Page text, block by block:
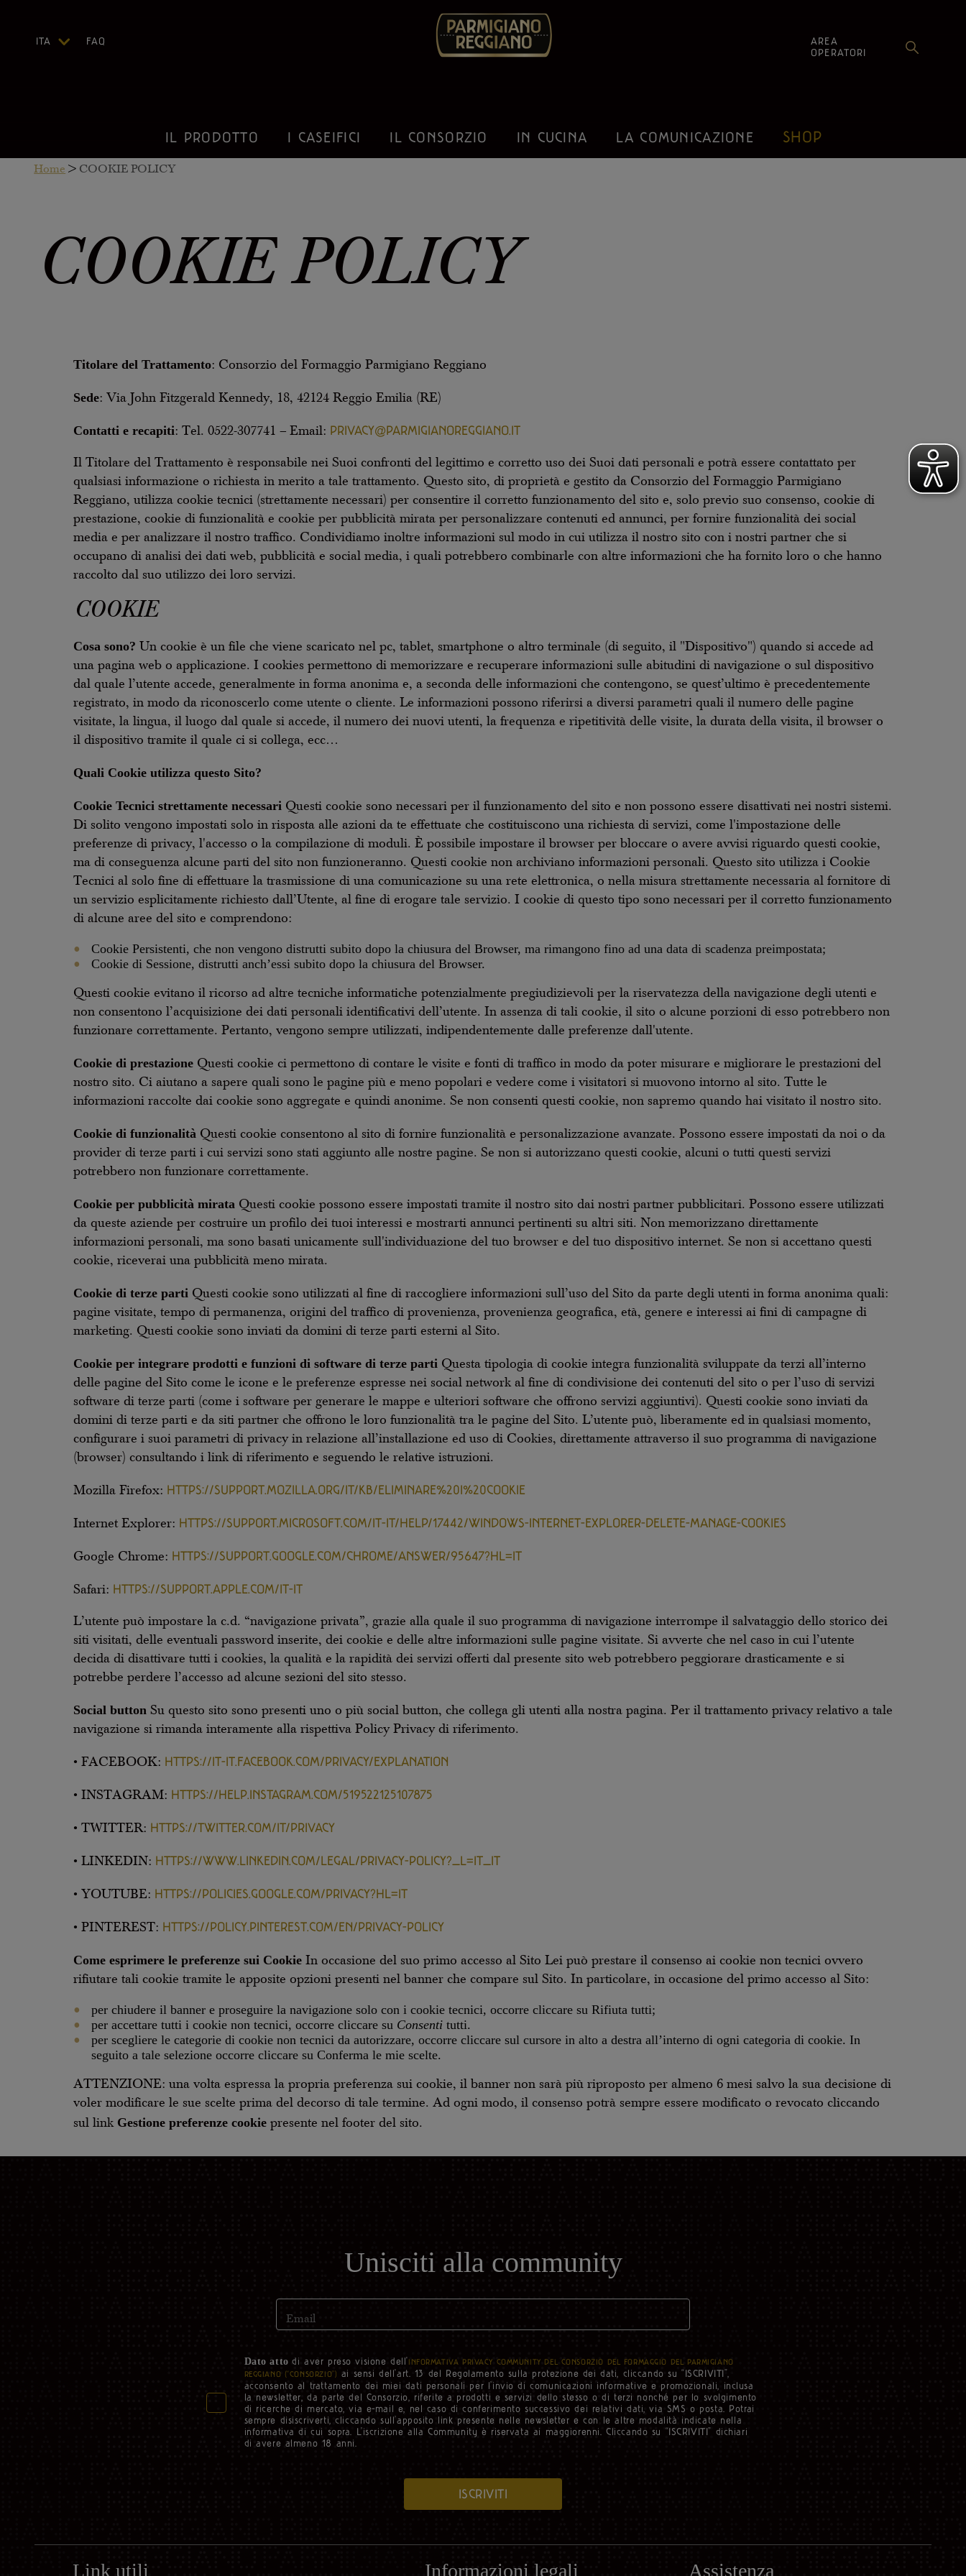
IL PRODOTTO I CASEIFICI IL CONSORZIO IN CUCINA LA COMUNICAZIONE SHOP
ITA
FAQ
AREA
OPERATORI
Home > COOKIE POLICY
COOKIE POLICY
Titolare del Trattamento: Consorzio del Formaggio Parmigiano Reggiano
Sede: Via John Fitzgerald Kennedy, 18, 42124 Reggio Emilia (RE)
Contatti e recapiti: Tel. 0522-307741 – Email: PRIVACY@PARMIGIANOREGGIANO.IT
Il Titolare del Trattamento è responsabile nei Suoi confronti del legittimo e corretto uso dei Suoi dati personali e potrà essere contattato per
qualsiasi informazione o richiesta in merito a tale trattamento. Questo sito, di proprietà e gestito da Consorzio del Formaggio Parmigiano
Reggiano, utilizza cookie tecnici (strettamente necessari) per consentire il corretto funzionamento del sito e, solo previo suo consenso, cookie di
prestazione, cookie di funzionalità e cookie per pubblicità mirata per personalizzare contenuti ed annunci, per fornire funzionalità dei social
media e per analizzare il nostro traffico. Condividiamo inoltre informazioni sul modo in cui utilizza il nostro sito con i nostri partner che si
occupano di analisi dei dati web, pubblicità e social media, i quali potrebbero combinarle con altre informazioni che ha fornito loro o che hanno
raccolto dal suo utilizzo dei loro servizi.
COOKIE
Cosa sono? Un cookie è un file che viene scaricato nel pc, tablet, smartphone o altro terminale (di seguito, il "Dispositivo") quando si accede ad
una pagina web o applicazione. I cookies permettono di memorizzare e recuperare informazioni sulle abitudini di navigazione o sul dispositivo
dal quale l’utente accede, generalmente in forma anonima e, a seconda delle informazioni che contengono, se quest’ultimo è precedentemente
registrato, in modo da riconoscerlo come utente o cliente. Le informazioni possono riferirsi a diversi parametri quali il numero delle pagine
visitate, la lingua, il luogo dal quale si accede, il numero dei nuovi utenti, la frequenza e ripetitività delle visite, la durata della visita, il browser o
il dispositivo tramite il quale ci si collega, ecc…
Quali Cookie utilizza questo Sito?
Cookie Tecnici strettamente necessari Questi cookie sono necessari per il funzionamento del sito e non possono essere disattivati nei nostri sistemi.
Di solito vengono impostati solo in risposta alle azioni da te effettuate che costituiscono una richiesta di servizi, come l'impostazione delle
preferenze di privacy, l'accesso o la compilazione di moduli. È possibile impostare il browser per bloccare o avere avvisi riguardo questi cookie,
ma di conseguenza alcune parti del sito non funzioneranno. Questi cookie non archiviano informazioni personali. Questo sito utilizza i Cookie
Tecnici al solo fine di effettuare la trasmissione di una comunicazione su una rete elettronica, o nella misura strettamente necessaria al fornitore di
un servizio esplicitamente richiesto dall’Utente, al fine di erogare tale servizio. I cookie di questo tipo sono necessari per il corretto funzionamento
di alcune aree del sito e comprendono:
Cookie Persistenti, che non vengono distrutti subito dopo la chiusura del Browser, ma rimangono fino ad una data di scadenza preimpostata;
Cookie di Sessione, distrutti anch’essi subito dopo la chiusura del Browser.
Questi cookie evitano il ricorso ad altre tecniche informatiche potenzialmente pregiudizievoli per la riservatezza della navigazione degli utenti e
non consentono l’acquisizione dei dati personali identificativi dell’utente. In assenza di tali cookie, il sito o alcune porzioni di esso potrebbero non
funzionare correttamente. Pertanto, vengono sempre utilizzati, indipendentemente dalle preferenze dall'utente.
Cookie di prestazione Questi cookie ci permettono di contare le visite e fonti di traffico in modo da poter misurare e migliorare le prestazioni del
nostro sito. Ci aiutano a sapere quali sono le pagine più e meno popolari e vedere come i visitatori si muovono intorno al sito. Tutte le
informazioni raccolte dai cookie sono aggregate e quindi anonime. Se non consenti questi cookie, non sapremo quando hai visitato il nostro sito.
Cookie di funzionalità Questi cookie consentono al sito di fornire funzionalità e personalizzazione avanzate. Possono essere impostati da noi o da
provider di terze parti i cui servizi sono stati aggiunto alle nostre pagine. Se non si autorizzano questi cookie, alcuni o tutti questi servizi
potrebbero non funzionare correttamente.
Cookie per pubblicità mirata Questi cookie possono essere impostati tramite il nostro sito dai nostri partner pubblicitari. Possono essere utilizzati
da queste aziende per costruire un profilo dei tuoi interessi e mostrarti annunci pertinenti su altri siti. Non memorizzano direttamente
informazioni personali, ma sono basati unicamente sull'individuazione del tuo browser e del tuo dispositivo internet. Se non si accettano questi
cookie, riceverai una pubblicità meno mirata.
Cookie di terze parti Questi cookie sono utilizzati al fine di raccogliere informazioni sull’uso del Sito da parte degli utenti in forma anonima quali:
pagine visitate, tempo di permanenza, origini del traffico di provenienza, provenienza geografica, età, genere e interessi ai fini di campagne di
marketing. Questi cookie sono inviati da domini di terze parti esterni al Sito.
Cookie per integrare prodotti e funzioni di software di terze parti Questa tipologia di cookie integra funzionalità sviluppate da terzi all’interno
delle pagine del Sito come le icone e le preferenze espresse nei social network al fine di condivisione dei contenuti del sito o per l’uso di servizi
software di terze parti (come i software per generare le mappe e ulteriori software che offrono servizi aggiuntivi). Questi cookie sono inviati da
domini di terze parti e da siti partner che offrono le loro funzionalità tra le pagine del Sito. L’utente può, liberamente ed in qualsiasi momento,
configurare i suoi parametri di privacy in relazione all’installazione ed uso di Cookies, direttamente attraverso il suo programma di navigazione
(browser) consultando i link di riferimento e seguendo le relative istruzioni.
Mozilla Firefox: HTTPS://SUPPORT.MOZILLA.ORG/IT/KB/ELIMINARE%20I%20COOKIE
Internet Explorer: HTTPS://SUPPORT.MICROSOFT.COM/IT-IT/HELP/17442/WINDOWS-INTERNET-EXPLORER-DELETE-MANAGE-COOKIES
Google Chrome: HTTPS://SUPPORT.GOOGLE.COM/CHROME/ANSWER/95647?HL=IT
Safari: HTTPS://SUPPORT.APPLE.COM/IT-IT
L’utente può impostare la c.d. “navigazione privata”, grazie alla quale il suo programma di navigazione interrompe il salvataggio dello storico dei
siti visitati, delle eventuali password inserite, dei cookie e delle altre informazioni sulle pagine visitate. Si avverte che nel caso in cui l’utente
decida di disattivare tutti i cookies, la qualità e la rapidità dei servizi offerti dal presente sito web potrebbero peggiorare drasticamente e si
potrebbe perdere l’accesso ad alcune sezioni del sito stesso.
Social button Su questo sito sono presenti uno o più social button, che collega gli utenti alla nostra pagina. Per il trattamento privacy relativo a tale
navigazione si rimanda interamente alla rispettiva Policy Privacy di riferimento.
• FACEBOOK: HTTPS://IT-IT.FACEBOOK.COM/PRIVACY/EXPLANATION
• INSTAGRAM: HTTPS://HELP.INSTAGRAM.COM/519522125107875
• TWITTER: HTTPS://TWITTER.COM/IT/PRIVACY
• LINKEDIN: HTTPS://WWW.LINKEDIN.COM/LEGAL/PRIVACY-POLICY?_L=IT_IT
• YOUTUBE: HTTPS://POLICIES.GOOGLE.COM/PRIVACY?HL=IT
• PINTEREST: HTTPS://POLICY.PINTEREST.COM/EN/PRIVACY-POLICY
Come esprimere le preferenze sui Cookie In occasione del suo primo accesso al Sito Lei può prestare il consenso ai cookie non tecnici ovvero
rifiutare tali cookie tramite le apposite opzioni presenti nel banner che compare sul Sito. In particolare, in occasione del primo accesso al Sito:
per chiudere il banner e proseguire la navigazione solo con i cookie tecnici, occorre cliccare su Rifiuta tutti;
per accettare tutti i cookie non tecnici, occorre cliccare su Consenti tutti.
per scegliere le categorie di cookie non tecnici da autorizzare, occorre cliccare sul cursore in alto a destra all’interno di ogni categoria di cookie. In
seguito a tale selezione occorre cliccare su Conferma le mie scelte.
ATTENZIONE: una volta espressa la propria preferenza sui cookie, il banner non sarà più riproposto per almeno 6 mesi salvo la sua decisione di
voler modificare le sue scelte prima del decorso di tale termine. Ad ogni modo, il consenso potrà sempre essere modificato o revocato cliccando
sul link Gestione preferenze cookie presente nel footer del sito.
Unisciti alla community
Email
Dato attodi aver preso visione dell'INFORMATIVA PRIVACY COMMUNITY DEL CONSORZIO DEL FORMAGGIO DEL PARMIGIANO
REGGIANO (“CONSORZIO”) ai sensi dell'art. 13 del Regolamento sulla protezione dei dati, cliccando su “ISCRIVITI”,
acconsento al trattamento dei miei dati personali per l’invio di comunicazioni informative e promozionali, inclusa
la newsletter, da parte del Consorzio, riferite a prodotti e servizi dello stesso o di terzi nonché per lo svolgimento
di ricerche di mercato, via e-mail e, nel caso di conferimento successivo dei relativi dati, via SMS o posta. Potrai
sempre disiscriverti, cliccando sull’apposito link presente nelle newsletter e con le altre modalità indicate nella
informativa di cui sopra. L’iscrizione alla Community è riservata ai maggiorenni. Cliccando su “ISCRIVITI” dichiari
di avere almeno 18 anni.
ISCRIVITI
Link utili Informazioni legali Assistenza